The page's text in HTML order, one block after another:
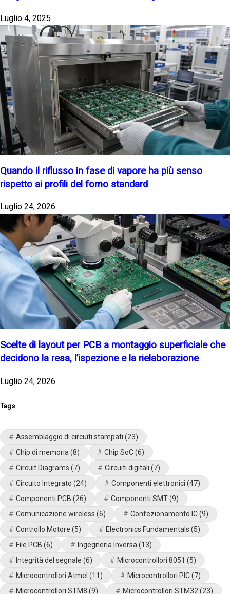
Luglio 4, 2025
Quando il riflusso in fase di vapore ha più senso
rispetto ai profili del forno standard
Luglio 24, 2026
Scelte di layout per PCB a montaggio superficiale che
decidono la resa, l’ispezione e la rielaborazione
Luglio 24, 2026
Tags
Assemblaggio di circuiti stampati (23)
Chip di memoria(8) Chip SoC(6)
Circuit Diagrams (7) Circuiti digitali (7)
Circuito Integrato (24) Componenti elettronici (47)
Componenti PCB (26) Componenti SMT(9)
Comunicazione wireless (6) Confezionamento IC(9)
Controllo Motore (5) Electronics Fundamentals (5)
File PCB (6) Ingegneria Inversa(13)
Integrità del segnale (6) Microcontrollori 8051 (5)
Microcontrollori Atmel (11) Microcontrollori PIC(7)
Microcontrollori STM8 (9) Microcontrollori STM32(23)